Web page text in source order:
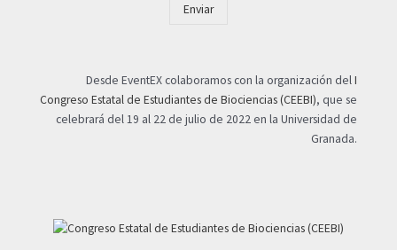
Enviar
Desde EventEX colaboramos con la organización delI
Congreso Estatal de Estudiantes de Biociencias (CEEBI), que se
celebrará del 19 al 22 de julio de 2022 en la Universidad de
Granada.